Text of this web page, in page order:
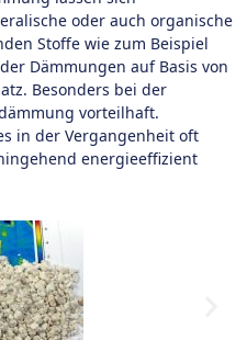
oder auch organische
Stoffe wie zum Beispiel
Dämmungen auf Basis von
Besonders bei der
vorteilhaft.
in der Vergangenheit oft
energieeffizient